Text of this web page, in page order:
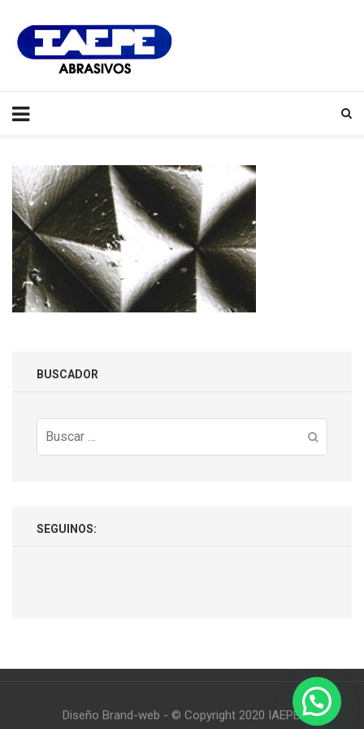
IAEPE
BUSCADOR
Buscar:
SEGUINOS:
Diseño Brand-web - © Copyright 2020 IAEPE.